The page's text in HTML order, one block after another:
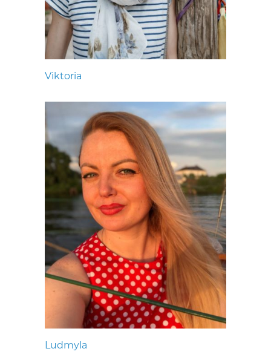
Viktoria
Ludmyla